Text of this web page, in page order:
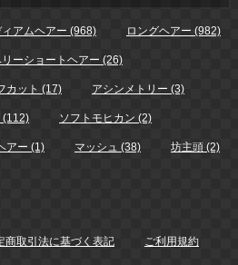
ィアムヘアー (968) ロングヘアー (982)
ーショートヘアー (26)
カット (17) アシンメトリー (3)
(112) ソフトモヒカン (2)
アー (1) マッシュ (38) 坊主頭 (2)
商取引法に基づく表記 ご利用規約